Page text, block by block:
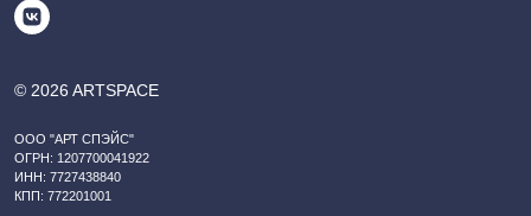
© 2026 ARTSPACE
ООО "АРТ СПЭЙС"
ОГРН: 1207700041922
ИНН: 7727438840
КПП: 772201001